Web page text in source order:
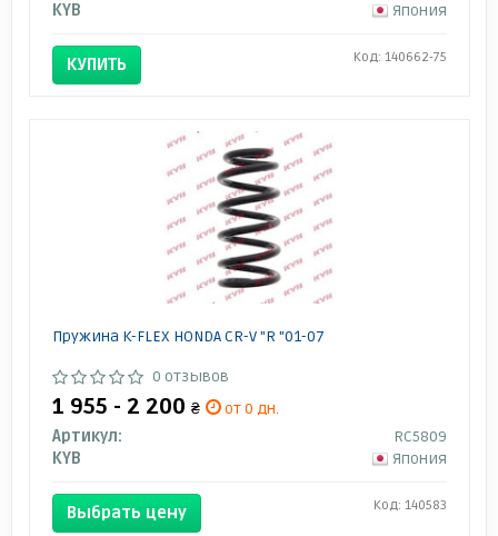
KYB
Япония
КУПИТЬ Код: 140662-75
Пружина K-FLEX HONDA CR-V "R "01-07
0 отзывов
1 955 - 2 200 ₴
от 0 дн.
Артикул:
RC5809
KYB
Япония
Выбрать цену Код: 140583